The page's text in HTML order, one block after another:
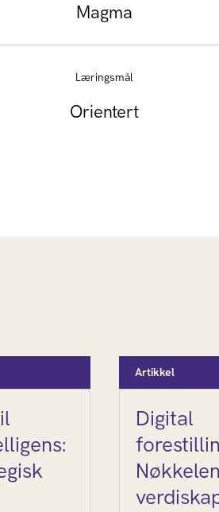
Magma
Læringsmål
Orientert
Artikkel
Digital